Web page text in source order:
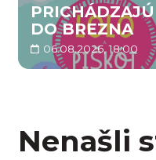
PRICHÁDZAJÚ
DO BREZNA
06.08.2026, 18:00
Nenašli